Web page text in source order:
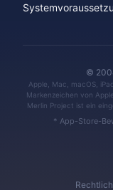
©
Apple, Mac, macOS,
Markenzeichen von
Merlin Project ist ein
* App-Store-